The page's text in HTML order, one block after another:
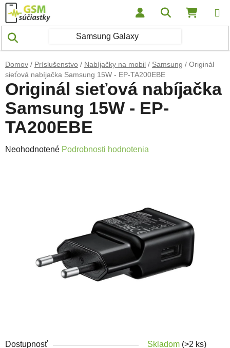
Prejsť na obsah Hľadať
Domov / Príslušenstvo / Nabíjačky na mobil / Samsung / Originál
sieťová nabíjačka Samsung 15W - EP-TA200EBE
Dostupnosť Skladom (>2 ks)
Originál sieťová nabíjačka
Samsung 15W - EP-
TA200EBE
Priemerné hodnotenie produktu je 0,0 z 5 hviezdičiek.
Neohodnotené Podrobnosti hodnotenia